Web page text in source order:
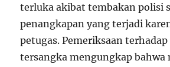
terluka akibat tembakan polisi
penangkapan yang terjadi
petugas. Pemeriksaan terhadap
tersangka mengungkap bahwa